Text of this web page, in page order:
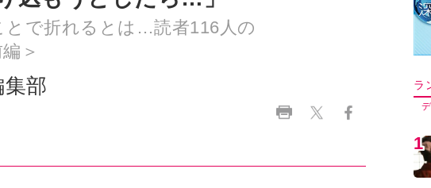
とで折れるとは…読者116人の
＞
集部 ラ
1